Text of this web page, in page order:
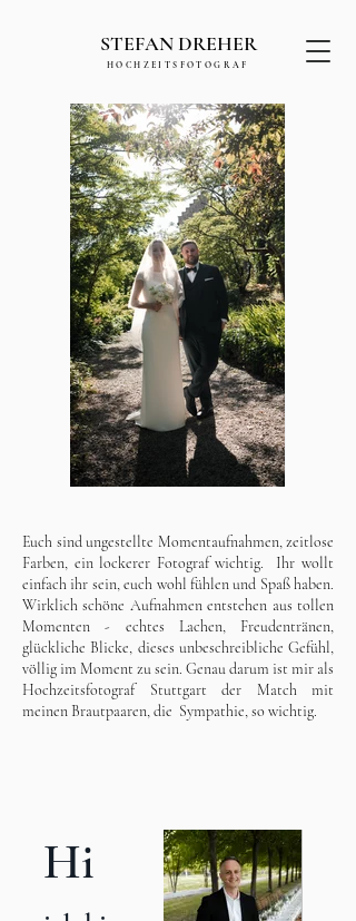
STEFAN DREHER
HOCHZEITSFOTOGRAF
Euch sind ungestellte Momentaufnahmen, zeitlose
Farben, ein lockerer Fotograf wichtig. Ihr wollt
einfach ihr sein, euch wohl fühlen und Spaß haben.
Wirklich schöne Aufnahmen entstehen aus tollen
Momenten - echtes Lachen, Freudentränen,
glückliche Blicke, dieses unbeschreibliche Gefühl,
völlig im Moment zu sein. Genau darum ist mir als
Hochzeitsfotograf Stuttgart der Match mit
meinen Brautpaaren, die Sympathie, so wichtig.
Hi